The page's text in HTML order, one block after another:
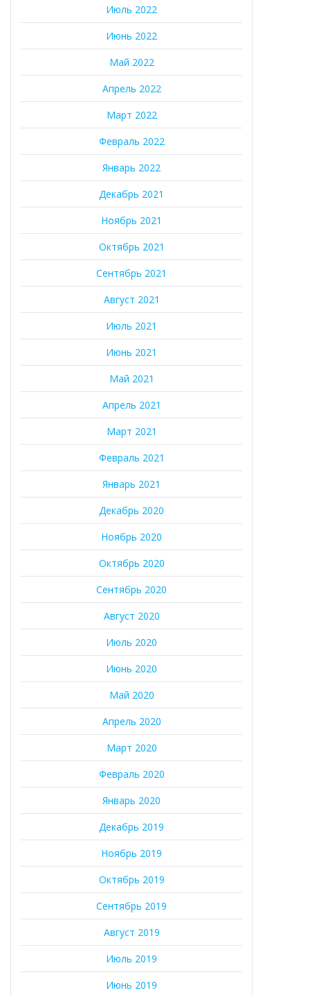
Июль 2022
Июнь 2022
Май 2022
Апрель 2022
Март 2022
Февраль 2022
Январь 2022
Декабрь 2021
Ноябрь 2021
Октябрь 2021
Сентябрь 2021
Август 2021
Июль 2021
Июнь 2021
Май 2021
Апрель 2021
Март 2021
Февраль 2021
Январь 2021
Декабрь 2020
Ноябрь 2020
Октябрь 2020
Сентябрь 2020
Август 2020
Июль 2020
Июнь 2020
Май 2020
Апрель 2020
Март 2020
Февраль 2020
Январь 2020
Декабрь 2019
Ноябрь 2019
Октябрь 2019
Сентябрь 2019
Август 2019
Июль 2019
Июнь 2019